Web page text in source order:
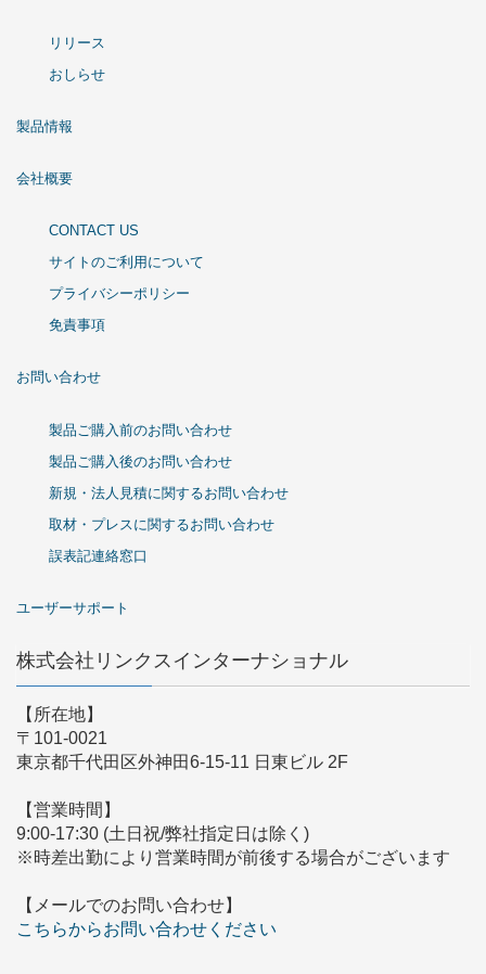
リリース
おしらせ
製品情報
会社概要
CONTACT US
サイトのご利用について
プライバシーポリシー
免責事項
お問い合わせ
製品ご購入前のお問い合わせ
製品ご購入後のお問い合わせ
新規・法人見積に関するお問い合わせ
取材・プレスに関するお問い合わせ
誤表記連絡窓口
ユーザーサポート
株式会社リンクスインターナショナル
【所在地】
〒101-0021
東京都千代田区外神田6-15-11 日東ビル 2F
【営業時間】
9:00-17:30 (土日祝/弊社指定日は除く)
※時差出勤により営業時間が前後する場合がございます
【メールでのお問い合わせ】
こちらからお問い合わせください